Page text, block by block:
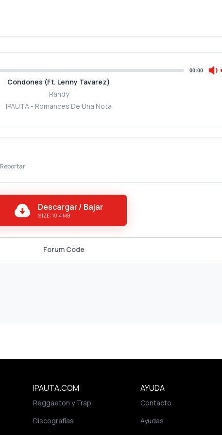
00:00
Condones (Ft. Lenny Tavarez)
Randy
IPAUTA - Romances De Una Nota
Reportar
Descargar / Bajar
SIZE: 10.4 MB
Forum Code
IPAUTA.COM
Reggaeton y Trap
Discografías
AYUDA
Contacto
Ayudas